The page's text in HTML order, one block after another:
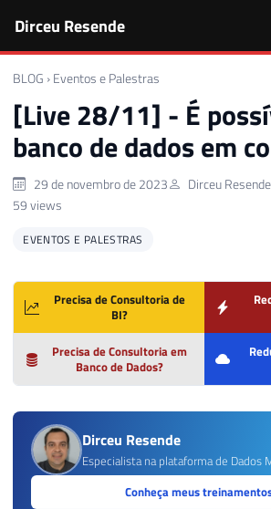
Dirceu Resende
BLOG › Eventos e Palestras
[Live 28/11] - É
banco de dados em
29 de novembro de 2023 Dirceu Resende
59 views
EVENTOS E PALESTRAS
Precisa de Consultoria de
BI?
Precisa de Consultoria em
Banco de Dados?
Dirceu Resende
Especialista na plataforma de Dados
Conheça meus